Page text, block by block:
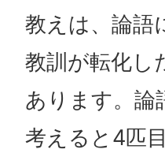
教えは、論語
教訓が転化し
あります。論
考えると4匹